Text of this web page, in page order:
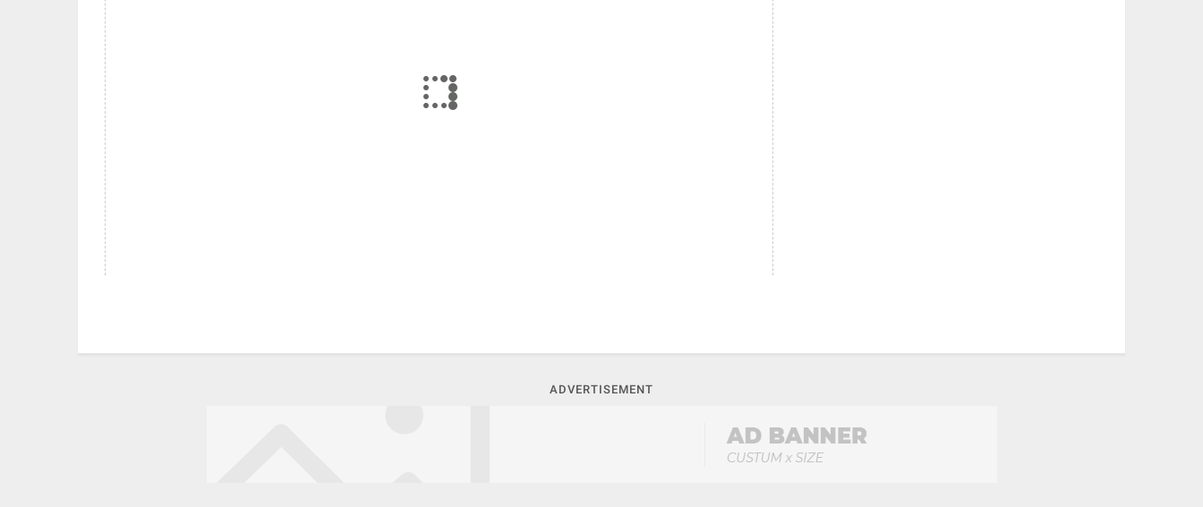
ADVERTISEMENT